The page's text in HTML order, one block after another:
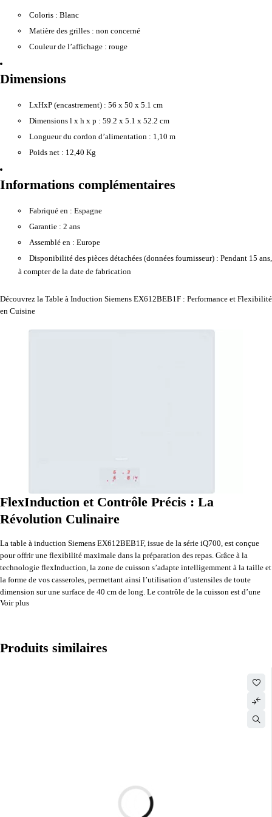
Coloris : Blanc
Matière des grilles : non concerné
Couleur de l’affichage : rouge
Dimensions
LxHxP (encastrement) : 56 x 50 x 5.1 cm
Dimensions l x h x p : 59.2 x 5.1 x 52.2 cm
Longueur du cordon d’alimentation : 1,10 m
Poids net : 12,40 Kg
Informations complémentaires
Fabriqué en : Espagne
Garantie : 2 ans
Assemblé en : Europe
Disponibilité des pièces détachées (données fournisseur) : Pendant 15 ans,
à compter de la date de fabrication
Découvrez la Table à Induction Siemens EX612BEB1F : Performance et Flexibilité
en Cuisine
FlexInduction et Contrôle Précis : La
Révolution Culinaire
La table à induction Siemens EX612BEB1F, issue de la série iQ700, est conçue
pour offrir une flexibilité maximale dans la préparation des repas. Grâce à la
technologie flexInduction, la zone de cuisson s’adapte intelligemment à la taille et
la forme de vos casseroles, permettant ainsi l’utilisation d’ustensiles de toute
dimension sur une surface de 40 cm de long. Le contrôle de la cuisson est d’une
précision inégalée avec le bandeau touchControl, qui offre la possibilité de régler
d’augmenter la puissance de cuisson de 50 %, offrant ainsi un gain de temps
considérable pour porter l’eau à ébullition ou saisir une pièce de viande.
Voir plus
Produits similaires